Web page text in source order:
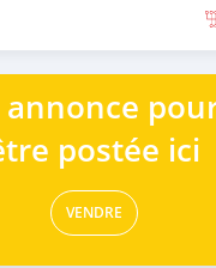
6 ans
annonce
postée ici
VENDRE